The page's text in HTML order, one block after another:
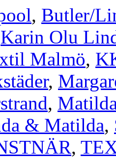
, Butler/
Karin Olu
Malmö,
,
,
& Matilda,
,